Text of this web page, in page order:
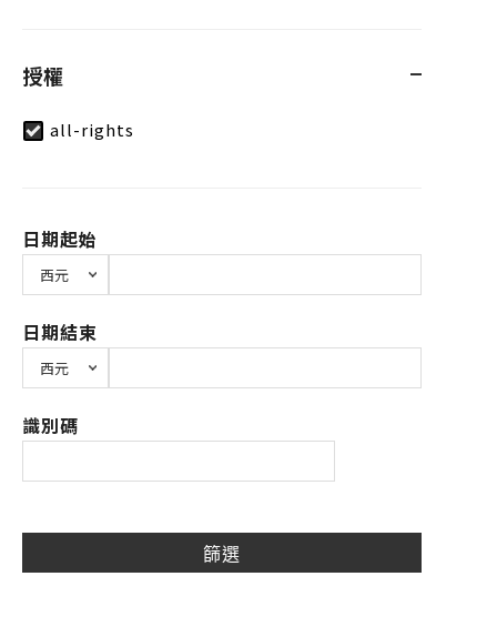
授權
all-rights
日期起始
日期結束
識別碼